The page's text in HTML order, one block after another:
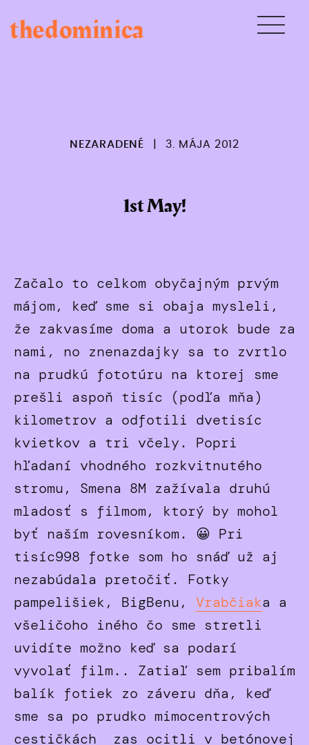
to
content
thedominica
NEZARADENÉ 3. MÁJA 2012
1st May!
Začalo to celkom obyčajným prvým
májom, keď sme si obaja mysleli,
že zakvasíme doma a utorok bude za
nami, no znenazdajky sa to zvrtlo
na prudkú fototúru na ktorej sme
prešli aspoň tisíc (podľa mňa)
kilometrov a odfotili dvetisíc
kvietkov a tri včely. Popri
hľadaní vhodného rozkvitnutého
stromu, Smena 8M zažívala druhú
mladosť s filmom, ktorý by mohol
byť naším rovesníkom. 😀 Pri
tisíc998 fotke som ho snáď už aj
nezabúdala pretočiť. Fotky
pampelišiek, BigBenu, Vrabčiaka a
všeličoho iného čo sme stretli
uvidíte možno keď sa podarí
vyvolať film.. Zatiaľ sem pribalím
balík fotiek zo záveru dňa, keď
sme sa po prudko mimocentrových
cestičkách zas ocitli v betónovej